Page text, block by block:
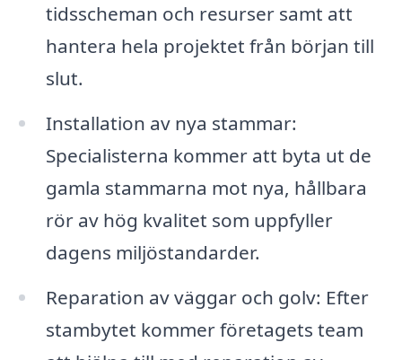
tidsscheman och resurser samt att
hantera hela projektet från början till
slut.
Installation av nya stammar:
Specialisterna kommer att byta ut de
gamla stammarna mot nya, hållbara
rör av hög kvalitet som uppfyller
dagens miljöstandarder.
Reparation av väggar och golv: Efter
stambytet kommer företagets team